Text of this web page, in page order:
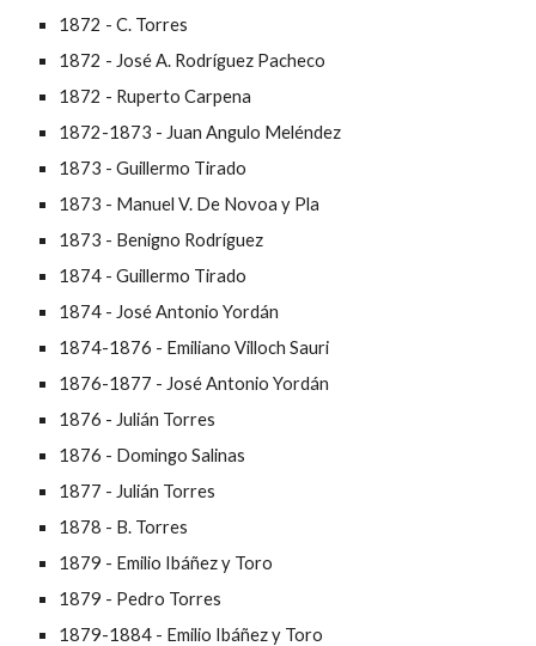
1872 - C. Torres
1872 - José A. Rodríguez Pacheco
1872 - Ruperto Carpena
1872-1873 - Juan Angulo Meléndez
1873 - Guillermo Tirado
1873 - Manuel V. De Novoa y Pla
1873 - Benigno Rodríguez
1874 - Guillermo Tirado
1874 - José Antonio Yordán
1874-1876 - Emiliano Villoch Sauri
1876-1877 - José Antonio Yordán
1876 - Julián Torres
1876 - Domingo Salinas
1877 - Julián Torres
1878 - B. Torres
1879 - Emilio Ibáñez y Toro
1879 - Pedro Torres
1879-1884 - Emilio Ibáñez y Toro